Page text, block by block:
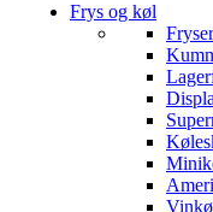
Frys og køl
Fryser